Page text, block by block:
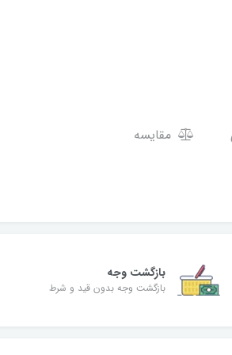
مقایسه
بازگشت وجه
بازگشت وجه بدون قید و شرط